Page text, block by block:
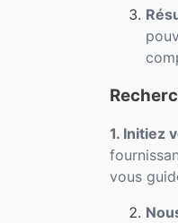
1. Initiez
vous